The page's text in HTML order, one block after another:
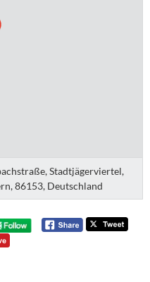
Stadtjägerviertel,
86153, Deutschland